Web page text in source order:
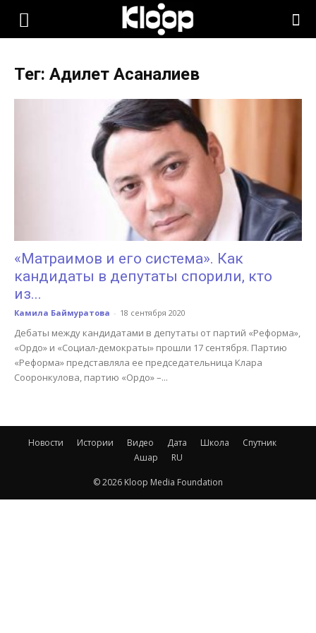
KLOOP.KG
Тег: Адилет Асаналиев
«Матраимов и его система». Как
кандидаты в депутаты спорили, кто
из...
Камила Баймуратова - 18 сентября 2020
Дебаты между кандидатами в депутаты от партий «Реформа»,
«Ордо» и «Социал-демократы» прошли 17 сентября. Партию
«Реформа» представляла ее председательница Клара
Сооронкулова, партию «Ордо» –...
Новости Истории Видео Дата Школа
Спутник
Ашар
RU
© 2026 Kloop Media Foundation